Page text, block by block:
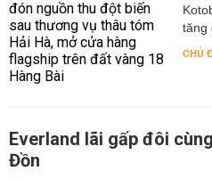
tăng
CHỦ
Everland lãi gấp đôi
Đồn